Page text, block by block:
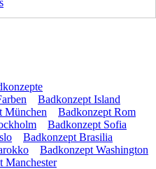
Badkonzept Island
München
Badkonzept Rom
Badkonzept Sofia
Badkonzept Brasilia
Badkonzept Washington
Manchester